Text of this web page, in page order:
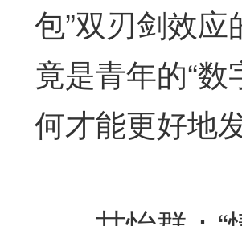
包”双刃剑效
竟是青年的“
何才能更好地